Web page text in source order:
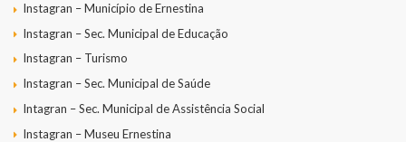
Instagran – Município de Ernestina
Instagran – Sec. Municipal de Educação
Instagran – Turismo
Instagran – Sec. Municipal de Saúde
Intagran – Sec. Municipal de Assistência Social
Instagran – Museu Ernestina